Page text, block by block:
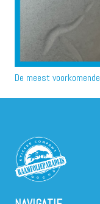
De meest